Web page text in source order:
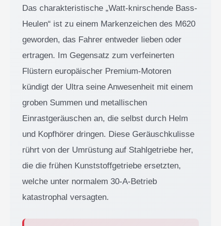
Das charakteristische „Watt-knirschende Bass-
Heulen“ ist zu einem Markenzeichen des M620
geworden, das Fahrer entweder lieben oder
ertragen. Im Gegensatz zum verfeinerten
Flüstern europäischer Premium-Motoren
kündigt der Ultra seine Anwesenheit mit einem
groben Summen und metallischen
Einrastgeräuschen an, die selbst durch Helm
und Kopfhörer dringen. Diese Geräuschkulisse
rührt von der Umrüstung auf Stahlgetriebe her,
die die frühen Kunststoffgetriebe ersetzten,
welche unter normalem 30-A-Betrieb
katastrophal versagten.